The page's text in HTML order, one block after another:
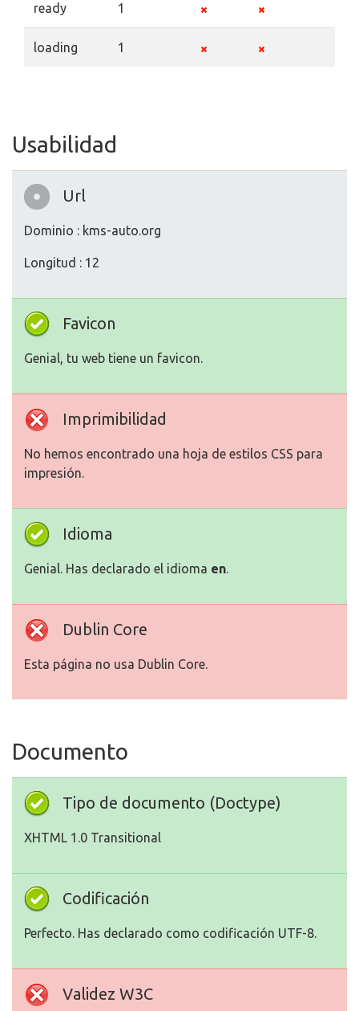
ready 1
loading 1
Usabilidad
Url
Dominio : kms-auto.org
Longitud : 12
Favicon
Genial, tu web tiene un favicon.
Imprimibilidad
No hemos encontrado una hoja de estilos CSS para
impresión.
Idioma
Genial. Has declarado el idioma en.
Dublin Core
Esta página no usa Dublin Core.
Documento
Tipo de documento (Doctype)
XHTML 1.0 Transitional
Codificación
Perfecto. Has declarado como codificación UTF-8.
Validez W3C